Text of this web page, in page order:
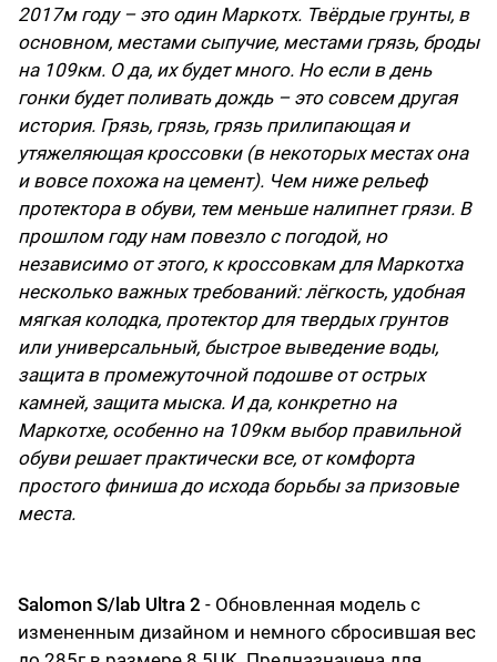
2017м году – это один Маркотх. Твёрдые грунты, в
основном, местами сыпучие, местами грязь, броды
на 109км. О да, их будет много. Но если в день
гонки будет поливать дождь – это совсем другая
история. Грязь, грязь, грязь прилипающая и
утяжеляющая кроссовки (в некоторых местах она
и вовсе похожа на цемент). Чем ниже рельеф
протектора в обуви, тем меньше налипнет грязи. В
прошлом году нам повезло с погодой, но
независимо от этого, к кроссовкам для Маркотха
несколько важных требований: лёгкость, удобная
мягкая колодка, протектор для твердых грунтов
или универсальный, быстрое выведение воды,
защита в промежуточной подошве от острых
камней, защита мыска. И да, конкретно на
Маркотхе, особенно на 109км выбор правильной
обуви решает практически все, от комфорта
простого финиша до исхода борьбы за призовые
места.
Salomon S/lab Ultra 2 - Обновленная модель с
измененным дизайном и немного сбросившая вес